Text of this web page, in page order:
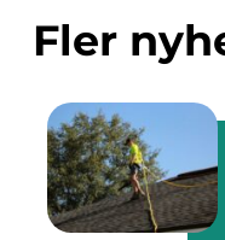
Fler